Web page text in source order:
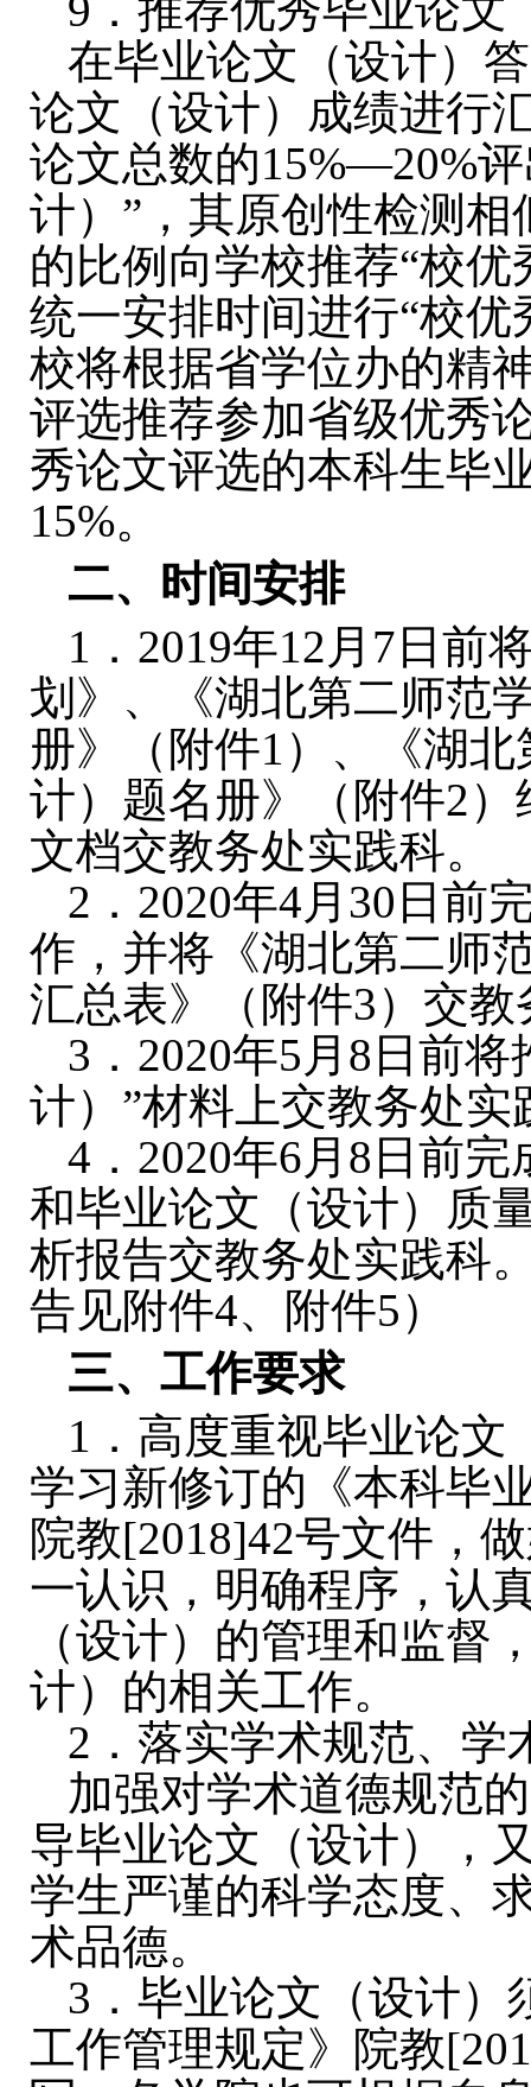
在毕业论文（设计）
论文（设计）成绩进行
论文总数的15%—20%
计）”，其原创性检测相
的比例向学校推荐“校
统一安排时间进行“校
校将根据省学位办的精
评选推荐参加省级优秀
秀论文评选的本科生毕
15%。
二、时间安排
1 ． 2019年12 月 7 日前
划》、《湖北第二师范
册》（附件1 ）、《湖
计）题名册》（附件2
文档交教务处实践科。
2 ． 2020年4月 30 日前
作，并将《湖北第二师
汇总表》（附件3）交
3 ． 2020年5 月 8 日前将
计）”材料上交教务处实
4 ． 2020年6月 8 日前
和毕业论文（设计）质
析报告交教务处实践科
告见附件4、附件5）
三、工作要求
1 ．高度重视毕业论
学习新修订的《本科毕
院教[2018]42号文件，
一认识，明确程序，认
（设计）的管理和监督
计）的相关工作。
2 ．落实学术规范、
加强对学术道德规范
导毕业论文（设计），
学生严谨的科学态度、
术品德。
3 ．毕业论文（设计
工作管理规定》院教